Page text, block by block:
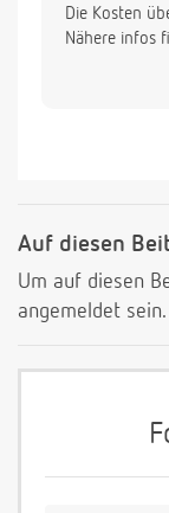
Die Kosten
Nähere infos
Auf diesen
Um auf diesen
angemeldet